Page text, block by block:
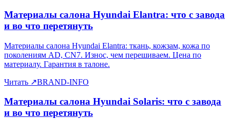
Материалы салона Hyundai Elantra: что с завода
и во что перетянуть
Материалы салона Hyundai Elantra: ткань, кожзам, кожа по
поколениям AD, CN7. Износ, чем перешиваем. Цена по
материалу. Гарантия в талоне.
Читать ↗BRAND-INFO
Материалы салона Hyundai Solaris: что с завода
и во что перетянуть